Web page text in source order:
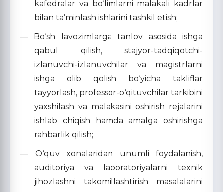
kafedralar va bo‘limlarni malakali kadrlar
bilan ta’minlash ishlarini tashkil etish;
— Bo‘sh lavozimlarga tanlov asosida ishga
qabul qilish, stajyor-tadqiqotchi-
izlanuvchi-izlanuvchilar va magistrlarni
ishga olib qolish bo‘yicha takliflar
tayyorlash, professor-o‘qituvchilar tarkibini
yaxshilash va malakasini oshirish rejalarini
ishlab chiqish hamda amalga oshirishga
rahbarlik qilish;
— O‘quv xonalaridan unumli foydalanish,
auditoriya va laboratoriyalarni texnik
jihozlashni takomillashtirish masalalarini